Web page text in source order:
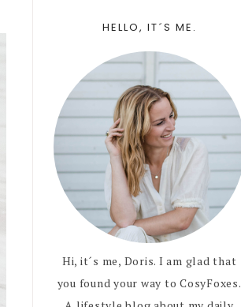
HELLO, IT´S ME.
Hi, it´s me, Doris. I am glad that
you found your way to CosyFoxes.